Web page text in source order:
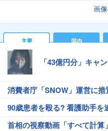
画
主要 国内
「43億円分」キャ
消費者庁「SNOW」運営に措
90歳患者を殴る? 看護助手を
首相の視察動画「すべて計算」